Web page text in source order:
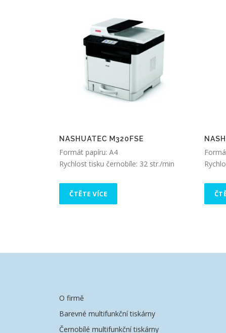
NASHUATEC M320FSE
Formát papíru: A4
Rychlost tisku černobíle: 32 str./min
ČTĚTE VÍCE
O firmě
Barevné multifunkční tiskárny
Černobílé multifunkční tiskárny